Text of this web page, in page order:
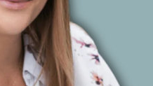
Nasze projekty
etapie: Dzięki
najczęstszych błędów.